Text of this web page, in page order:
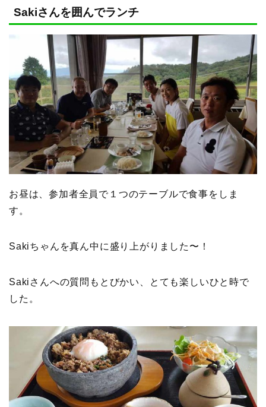
Sakiさんを囲んでランチ
お昼は、参加者全員で１つのテーブルで食事をしま
す。
Sakiちゃんを真ん中に盛り上がりました〜！
Sakiさんへの質問もとびかい、とても楽しいひと時で
した。